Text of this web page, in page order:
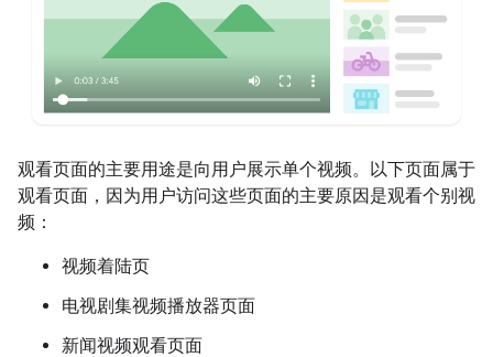
观看页面的主要用途是向用户展示单个视频。以下页面属于
观看页面，因为用户访问这些页面的主要原因是观看个别视
频：
视频着陆页
电视剧集视频播放器页面
新闻视频观看页面